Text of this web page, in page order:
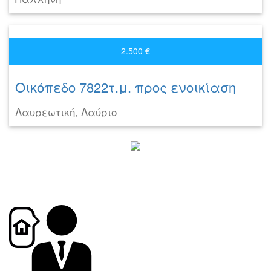
2.500 €
Οικόπεδο 7822τ.μ. προς ενοικίαση
Λαυρεωτική, Λαύριο